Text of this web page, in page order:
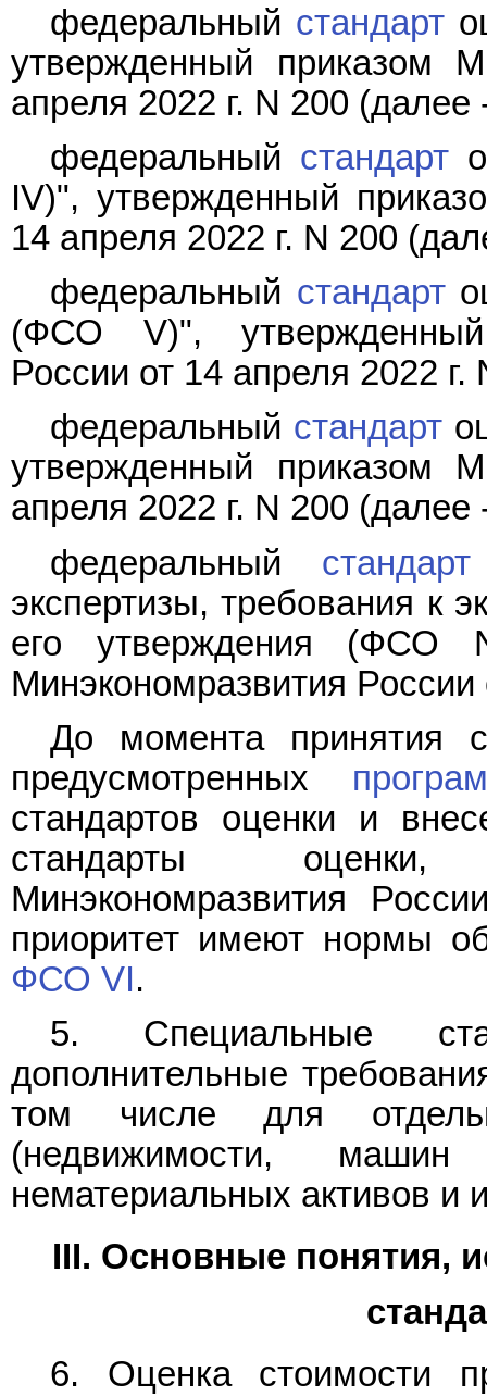
федеральный стандарт
утвержденный приказом
апреля 2022 г. N 200
федеральный стандарт
IV)", утвержденный
14 апреля 2022 г. N 200
федеральный стандарт
(ФСО V)", утвержденный
России от 14 апреля 2022
федеральный стандарт
утвержденный приказом
апреля 2022 г. N 200
федеральный стандарт
экспертизы, требования к
его утверждения (ФСО
Минэкономразвития России
До момента принятия
предусмотренных
стандартов оценки и
стандарты оценки,
Минэкономразвития
приоритет имеют нормы
ФСО VI.
5. Специальные
дополнительные
том числе для
(недвижимости,
нематериальных активов и
III. Основные понятия,
6. Оценка стоимости